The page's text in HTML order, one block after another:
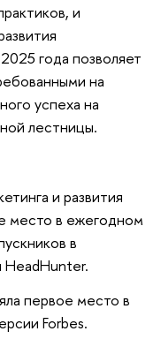
и
года позволяет
на
успеха на
лестницы.
и развития
место в ежегодном
в
HeadHunter.
первое место в
Forbes.